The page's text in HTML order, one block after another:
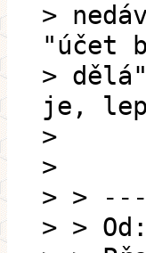
>
"účet
>
je,
>
>
> >
> >